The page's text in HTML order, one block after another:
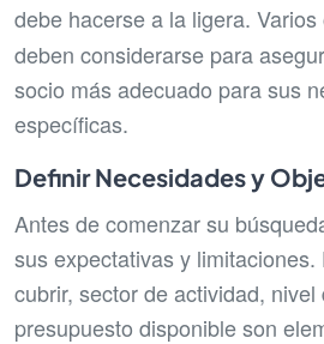
debe hacerse a la ligera. Varios
deben considerarse para
socio más adecuado para sus
específicas.
Definir Necesidades y
Antes de comenzar su
sus expectativas y
cubrir, sector de actividad,
presupuesto disponible son